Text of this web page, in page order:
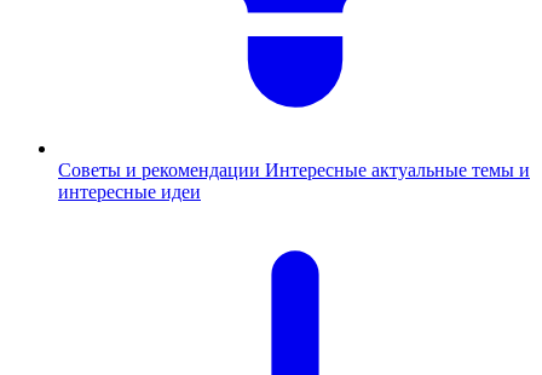
Советы и рекомендации Интересные актуальные темы и
интересные идеи